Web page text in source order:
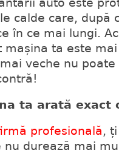
auto este
calde care, după
în ce mai lungi.
mașina ta este
veche nu
ta arată exact
profesională,
durează mai